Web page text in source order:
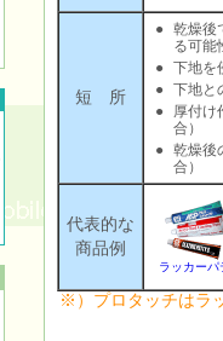
短 所
● 乾燥後
る可能
● 下地を
● 下地と
●
厚付け
合）
● 乾燥後
合）
代表的な
商品例
ラッカーパ
※）プロタッチはラ